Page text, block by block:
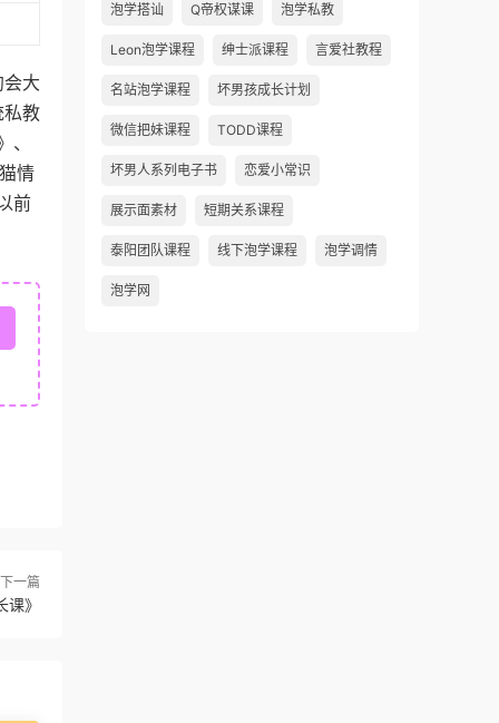
大
私教
情
前
下一篇
》
泡学搭讪 Q帝权谋课 泡学私教
Leon泡学课程 绅士派课程 言爱社教程
名站泡学课程 坏男孩成长计划
微信把妹课程 TODD课程
坏男人系列电子书 恋爱小常识
展示面素材 短期关系课程
泰阳团队课程 线下泡学课程 泡学调情
泡学网